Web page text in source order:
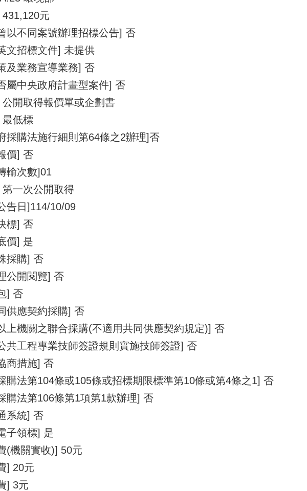
元
以不同案號辦理招標公告] 否
文招標文件] 未提供
及業務宣導業務] 否
屬中央政府計畫型案件] 否
公開取得報價單或企劃書
最低標
採購法施行細則第64條之2辦理]否
價] 否
輸次數]01
第一次公開取得
告日]114/10/09
標] 否
價] 是
採購] 否
公開閱覽] 否
] 否
供應契約採購] 否
上機關之聯合採購(不適用共同供應契約規定)] 否
共工程專業技師簽證規則實施技師簽證] 否
商措施] 否
購法第104條或105條或招標期限標準第10條或第4條之1] 否
購法第106條第1項第1款辦理] 否
系統] 否
子領標] 是
(機關實收)] 50元
] 20元
] 3元